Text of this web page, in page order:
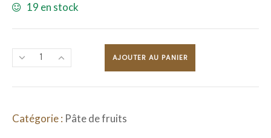
19 en stock
AJOUTER AU PANIER
Catégorie : Pâte de fruits